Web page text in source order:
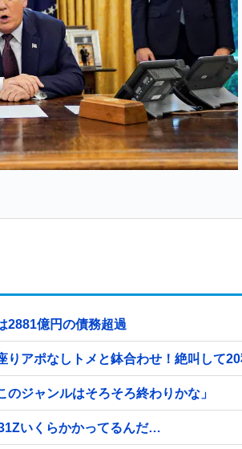
2881億円の債務超過
アポなしトメと鉢合わせ！絶叫して
ジャンルはそろそろ終わりかな」
いくらかかってるんだ…